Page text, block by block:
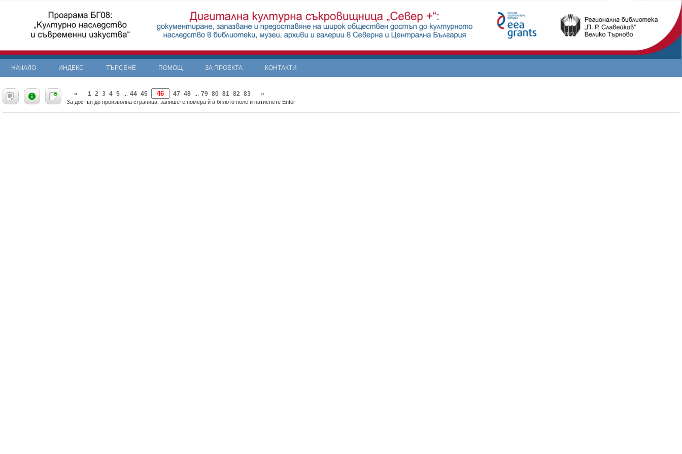
НАЧАЛО ИНДЕКС ТЪРСЕНЕ ПОМОЩ ЗА ПРОЕКТА КОНТАКТИ
« 1 2 3 4 5 44 45 47 48 79 80 81 82 83 »
За достъп до произволна страница, запишете номера й в бялото поле и натиснете Enter